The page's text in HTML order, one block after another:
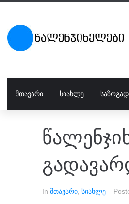
ᲛᲗᲐᲕᲐᲠᲘ ᲡᲘᲐᲮᲚᲔ
In მთავარი სიახლე